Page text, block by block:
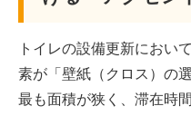
トイレの設備更新におい
素が「壁紙（クロス）の
最も面積が狭く、滞在時